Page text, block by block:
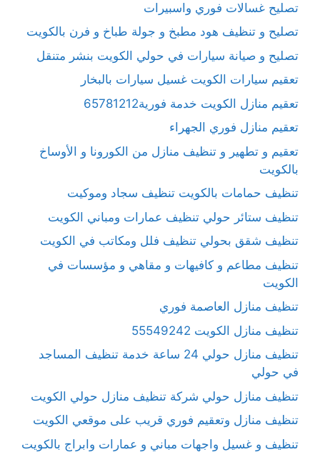
تصليح غسالات فوري واسبيرات
تصليح و تنظيف هود مطبخ و جولة طباخ و فرن بالكويت
تصليح و صيانة سيارات في حولي الكويت بنشر متنقل
تعقيم سيارات الكويت غسيل سيارات بالبخار
تعقيم منازل الكويت خدمة فورية65781212
تعقيم منازل فوري الجهراء
تعقيم و تطهير و تنظيف منازل من الكورونا و الأوساخ
بالكويت
تنظيف حمامات بالكويت تنظيف سجاد وموكيت
تنظيف ستائر حولي تنظيف عمارات ومباني الكويت
تنظيف شقق بحولي تنظيف فلل ومكاتب في الكويت
تنظيف مطاعم و كافيهات و مقاهي و مؤسسات في
الكويت
تنظيف منازل العاصمة فوري
تنظيف منازل الكويت 55549242
تنظيف منازل حولي 24 ساعة خدمة تنظيف المساجد
في حولي
تنظيف منازل حولي شركة تنظيف منازل حولي الكويت
تنظيف منازل وتعقيم فوري قريب على موقعي الكويت
تنظيف و غسيل واجهات مباني و عمارات وابراج بالكويت